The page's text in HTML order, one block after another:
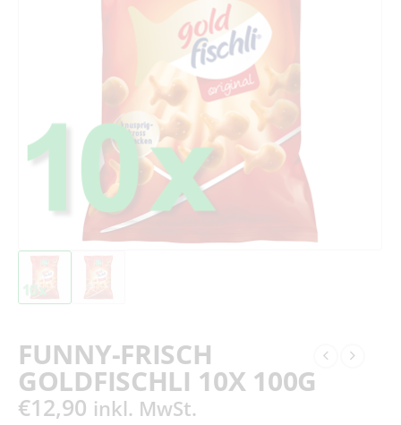
FUNNY-FRISCH
GOLDFISCHLI 10X 100G
€12,90 inkl. MwSt.